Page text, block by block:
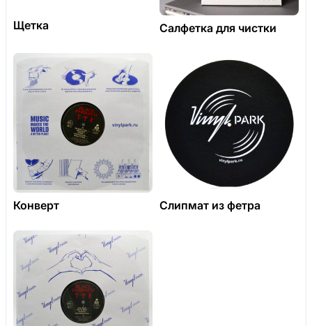
Щетка Салфетка для чистки
Конверт Слипмат из фетра